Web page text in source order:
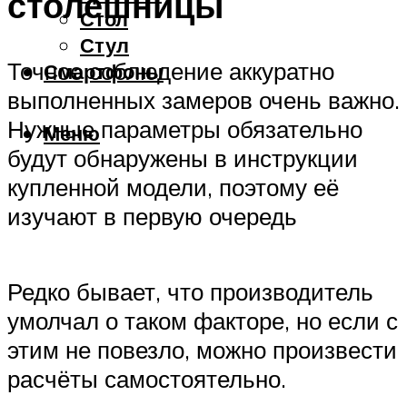
Стол
Стул
Смартфоны
Меню
Точное соблюдение аккуратно
выполненных замеров очень важно.
Нужные параметры обязательно
будут обнаружены в инструкции
купленной модели, поэтому её
изучают в первую очередь
Редко бывает, что производитель
умолчал о таком факторе, но если с
этим не повезло, можно произвести
расчёты самостоятельно.